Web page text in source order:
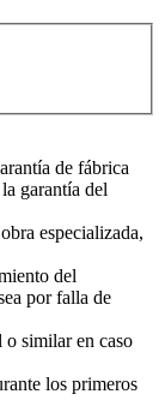
de fábrica
garantía del
especializada,
del
por falla de
similar en caso
los primeros